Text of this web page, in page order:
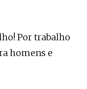
Por trabalho
homens e